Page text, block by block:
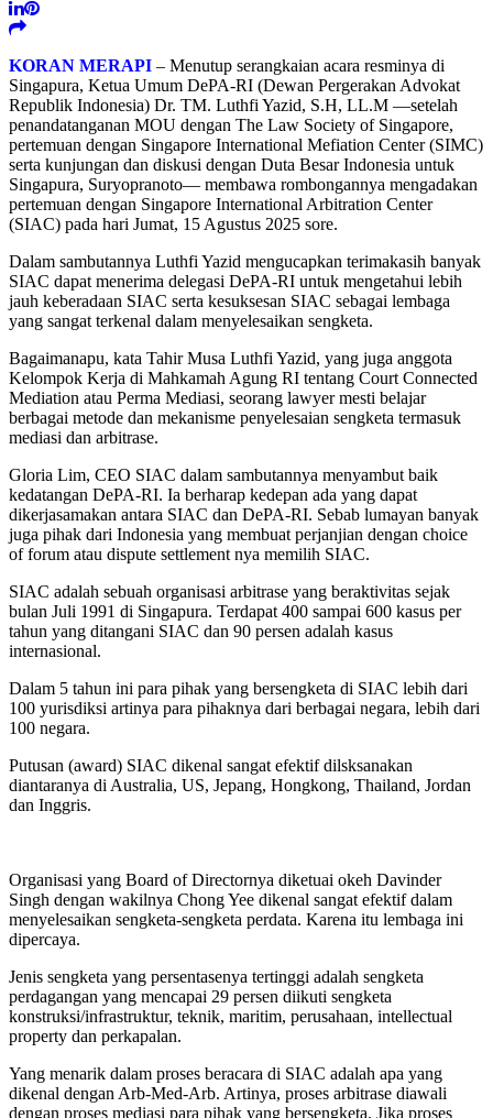
KORAN MERAPI – Menutup serangkaian acara resminya di
Singapura, Ketua Umum DePA-RI (Dewan Pergerakan Advokat
Republik Indonesia) Dr. TM. Luthfi Yazid, S.H, LL.M —setelah
penandatanganan MOU dengan The Law Society of Singapore,
pertemuan dengan Singapore International Mefiation Center (SIMC)
serta kunjungan dan diskusi dengan Duta Besar Indonesia untuk
Singapura, Suryopranoto— membawa rombongannya mengadakan
pertemuan dengan Singapore International Arbitration Center
(SIAC) pada hari Jumat, 15 Agustus 2025 sore.
Dalam sambutannya Luthfi Yazid mengucapkan terimakasih banyak
SIAC dapat menerima delegasi DePA-RI untuk mengetahui lebih
jauh keberadaan SIAC serta kesuksesan SIAC sebagai lembaga
yang sangat terkenal dalam menyelesaikan sengketa.
Bagaimanapu, kata Tahir Musa Luthfi Yazid, yang juga anggota
Kelompok Kerja di Mahkamah Agung RI tentang Court Connected
Mediation atau Perma Mediasi, seorang lawyer mesti belajar
berbagai metode dan mekanisme penyelesaian sengketa termasuk
mediasi dan arbitrase.
Gloria Lim, CEO SIAC dalam sambutannya menyambut baik
kedatangan DePA-RI. Ia berharap kedepan ada yang dapat
dikerjasamakan antara SIAC dan DePA-RI. Sebab lumayan banyak
juga pihak dari Indonesia yang membuat perjanjian dengan choice
of forum atau dispute settlement nya memilih SIAC.
SIAC adalah sebuah organisasi arbitrase yang beraktivitas sejak
bulan Juli 1991 di Singapura. Terdapat 400 sampai 600 kasus per
tahun yang ditangani SIAC dan 90 persen adalah kasus
internasional.
Dalam 5 tahun ini para pihak yang bersengketa di SIAC lebih dari
100 yurisdiksi artinya para pihaknya dari berbagai negara, lebih dari
100 negara.
Putusan (award) SIAC dikenal sangat efektif dilsksanakan
diantaranya di Australia, US, Jepang, Hongkong, Thailand, Jordan
dan Inggris.
Organisasi yang Board of Directornya diketuai okeh Davinder
Singh dengan wakilnya Chong Yee dikenal sangat efektif dalam
menyelesaikan sengketa-sengketa perdata. Karena itu lembaga ini
dipercaya.
Jenis sengketa yang persentasenya tertinggi adalah sengketa
perdagangan yang mencapai 29 persen diikuti sengketa
konstruksi/infrastruktur, teknik, maritim, perusahaan, intellectual
property dan perkapalan.
Yang menarik dalam proses beracara di SIAC adalah apa yang
dikenal dengan Arb-Med-Arb. Artinya, proses arbitrase diawali
dengan proses mediasi para pihak yang bersengketa. Jika proses